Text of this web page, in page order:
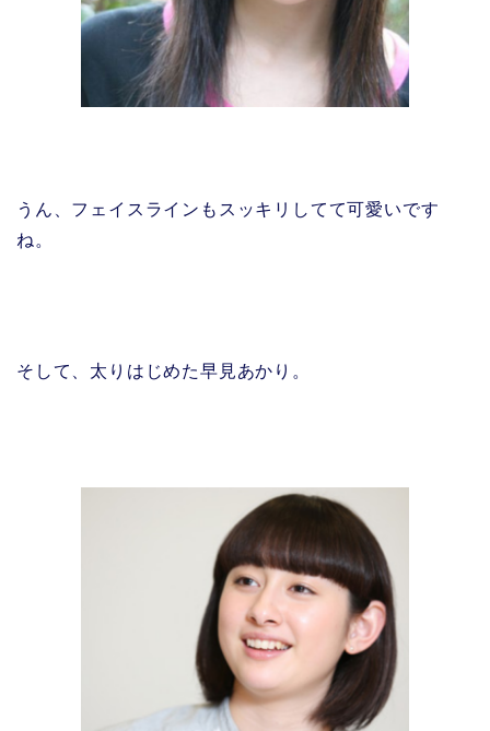
うん、フェイスラインもスッキリしてて可愛いです
ね。
そして、太りはじめた早見あかり。